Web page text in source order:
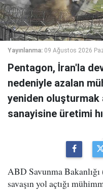
Yayınlanma: 09 Ağustos 2026
Pentagon, İran'la
nedeniyle azalan
yeniden oluşturmak
sanayisine üretimi
ABD Savunma
savaşın yol açtığı